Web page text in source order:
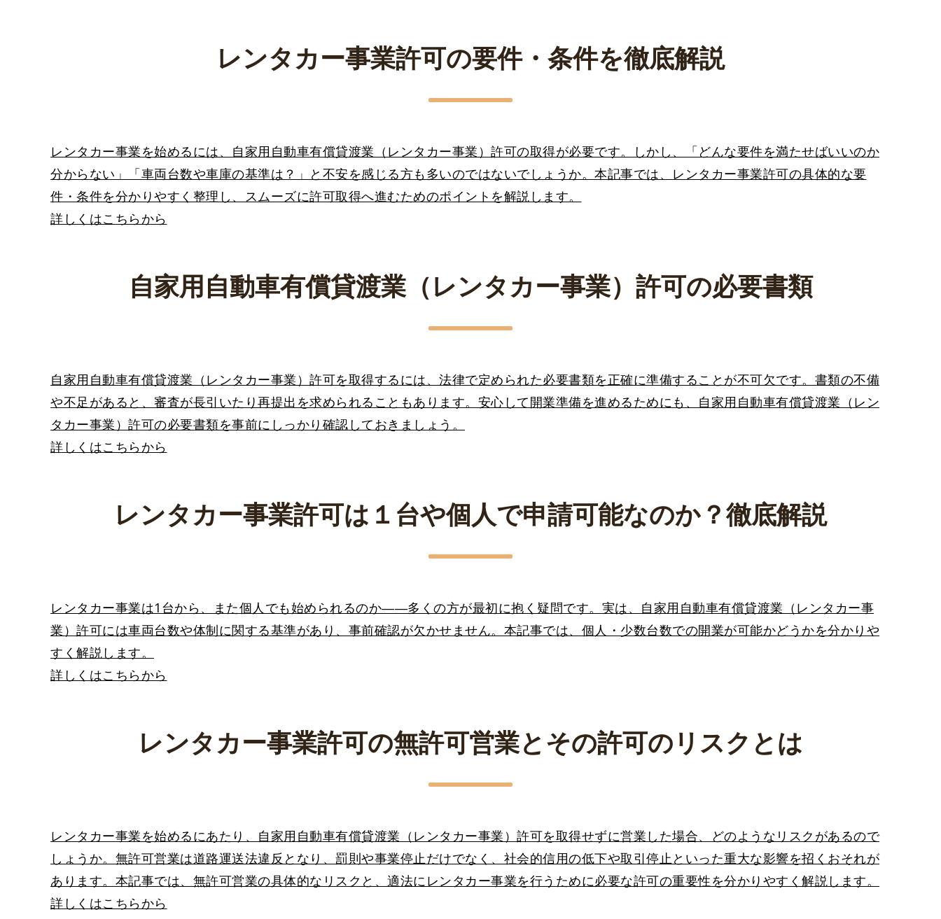
レンタカー事業許可の要件・条件を徹底解説
レンタカー事業を始めるには、自家用自動車有償貸渡業（レンタカー事業）許可の取得が必要です。しかし、「どんな要件を満たせばいいのか
分からない」「車両台数や車庫の基準は？」と不安を感じる方も多いのではないでしょうか。本記事では、レンタカー事業許可の具体的な要
件・条件を分かりやすく整理し、スムーズに許可取得へ進むためのポイントを解説します。
詳しくはこちらから
自家用自動車有償貸渡業（レンタカー事業）許可の必要書類
自家用自動車有償貸渡業（レンタカー事業）許可を取得するには、法律で定められた必要書類を正確に準備することが不可欠です。書類の不備
や不足があると、審査が長引いたり再提出を求められることもあります。安心して開業準備を進めるためにも、自家用自動車有償貸渡業（レン
タカー事業）許可の必要書類を事前にしっかり確認しておきましょう。
詳しくはこちらから
レンタカー事業許可は１台や個人で申請可能なのか？徹底解説
レンタカー事業は1台から、また個人でも始められるのか――多くの方が最初に抱く疑問です。実は、自家用自動車有償貸渡業（レンタカー事
業）許可には車両台数や体制に関する基準があり、事前確認が欠かせません。本記事では、個人・少数台数での開業が可能かどうかを分かりや
すく解説します。
詳しくはこちらから
レンタカー事業許可の無許可営業とその許可のリスクとは
レンタカー事業を始めるにあたり、自家用自動車有償貸渡業（レンタカー事業）許可を取得せずに営業した場合、どのようなリスクがあるので
しょうか。無許可営業は道路運送法違反となり、罰則や事業停止だけでなく、社会的信用の低下や取引停止といった重大な影響を招くおそれが
あります。本記事では、無許可営業の具体的なリスクと、適法にレンタカー事業を行うために必要な許可の重要性を分かりやすく解説します。
詳しくはこちらから